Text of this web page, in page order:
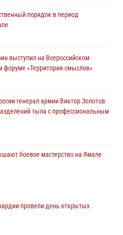
порядок в период
выступил на Всероссийском
«Территория смыслов»
генерал армии Виктор Золотов
тыла с профессиональным
боевое мастерство на Ямале
практическое занятие для
состоялось заседание
провели день открытых